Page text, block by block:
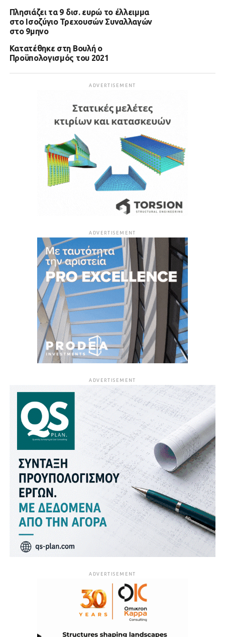
Πλησιάζει τα 9 δισ. ευρώ το έλλειμμα
στο Ισοζύγιο Τρεχουσών Συναλλαγών
στο 9μηνο
Κατατέθηκε στη Βουλή ο
Προϋπολογισμός του 2021
ADVERTISEMENT
ADVERTISEMENT
ADVERTISEMENT
ADVERTISEMENT